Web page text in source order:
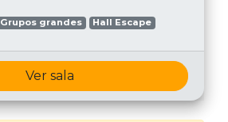
Grupos grandes Hall Escape
Ver sala